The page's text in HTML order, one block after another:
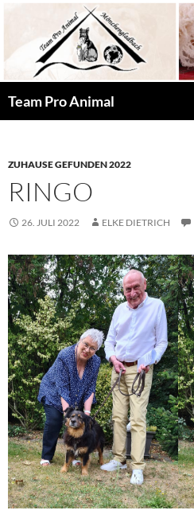
springen
Team Pro Animal
ZUHAUSE GEFUNDEN 2022
RINGO
26. JULI 2022 ELKE DIETRICH